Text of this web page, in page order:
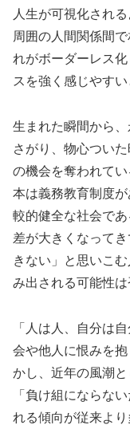
人生が可視化され
周囲の人間関係間
れがボーダーレス
スを強く感じやすい
生まれた瞬間から
さがり、物心つい
の機会を奪われて
本は義務教育制度
較的健全な社会で
差が大きくなって
きない」と思いこ
み出される可能性は
「人は人、自分は
会や他人に恨みを
かし、近年の風潮と
「負け組にならな
れる傾向が従来よ